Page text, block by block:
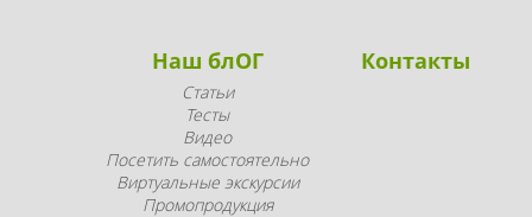
Наш блОГ
Статьи
Тесты
Видео
Посетить самостоятельно
Виртуальные экскурсии
Промопродукция
Контакты